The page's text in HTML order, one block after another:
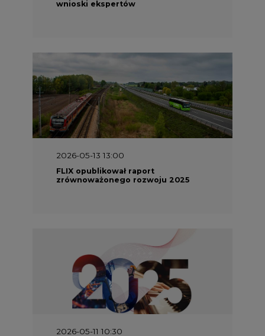
2026-05-13 13:00
FLIX opublikował raport
zrównoważonego rozwoju 2025
2026-05-11 10:30
Emitel prezentuje Raport ESG za
2025 rok